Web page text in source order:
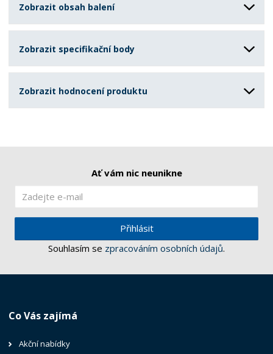
Zobrazit obsah balení
Zobrazit specifikační body
Zobrazit hodnocení produktu
Ať vám nic neunikne
Přihlásit
Souhlasím se zpracováním osobních údajů.
Co Vás zajímá
Akční nabídky